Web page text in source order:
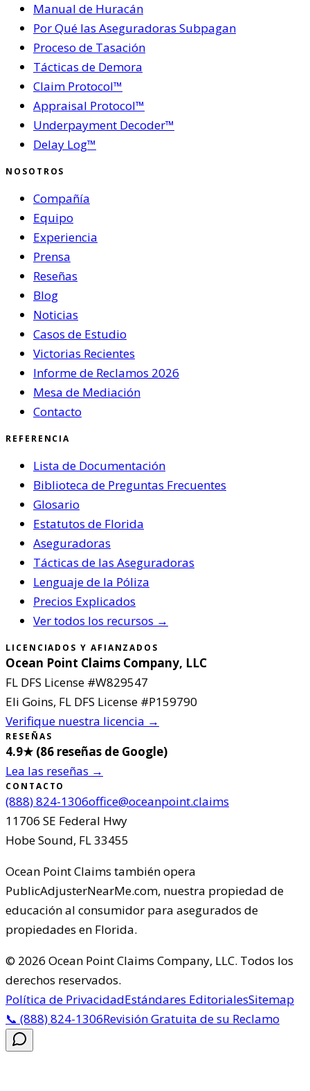
Manual de Huracán
Por Qué las Aseguradoras Subpagan
Proceso de Tasación
Tácticas de Demora
Claim Protocol™
Appraisal Protocol™
Underpayment Decoder™
Delay Log™
NOSOTROS
Compañía
Equipo
Experiencia
Prensa
Reseñas
Blog
Noticias
Casos de Estudio
Victorias Recientes
Informe de Reclamos 2026
Mesa de Mediación
Contacto
REFERENCIA
Lista de Documentación
Biblioteca de Preguntas Frecuentes
Glosario
Estatutos de Florida
Aseguradoras
Tácticas de las Aseguradoras
Lenguaje de la Póliza
Precios Explicados
Ver todos los recursos →
LICENCIADOS Y AFIANZADOS
Ocean Point Claims Company, LLC
FL DFS License #W829547
Eli Goins, FL DFS License #P159790
Verifique nuestra licencia →
RESEÑAS
4.9★ (86 reseñas de Google)
Lea las reseñas →
CONTACTO
(888) 824-1306office@oceanpoint.claims
11706 SE Federal Hwy
Hobe Sound, FL33455
Ocean Point Claims también opera
PublicAdjusterNearMe.com, nuestra propiedad de
educación al consumidor para asegurados de
propiedades en Florida.
© 2026 Ocean Point Claims Company, LLC. Todos los
derechos reservados.
Política de PrivacidadEstándares EditorialesSitemap
📞 (888) 824-1306Revisión Gratuita de su Reclamo